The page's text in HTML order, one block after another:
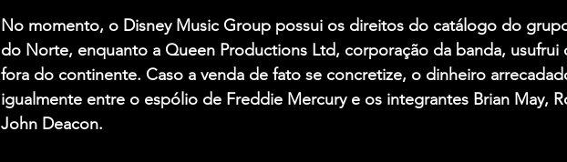
No momento, o Disney Music Group possui os direitos do catálogo do
do Norte, enquanto a Queen Productions Ltd, corporação da banda, usufrui
fora do continente. Caso a venda de fato se concretize, o dinheiro
igualmente entre o espólio de Freddie Mercury e os integrantes Brian May,
John Deacon.